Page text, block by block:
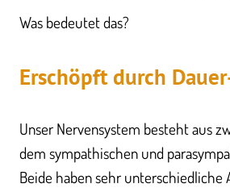
Was bedeutet das?
Erschöpft durch
Unser Nervensystem besteht aus
dem sympathischen und
Beide haben sehr unterschiedliche